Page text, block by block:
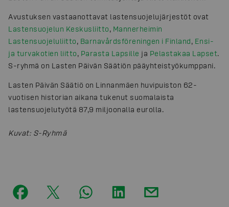
Avustuksen vastaanottavat lastensuojelujärjestöt ovat
Lastensuojelun Keskusliitto, Mannerheimin
Lastensuojeluliitto, Barnavårdsföreningen i Finland, Ensi-
ja turvakotien liitto, Parasta Lapsille ja Pelastakaa Lapset.
S-ryhmä on Lasten Päivän Säätiön pääyhteistyökumppani.
Lasten Päivän Säätiö on Linnanmäen huvipuiston 62-
vuotisen historian aikana tukenut suomalaista
lastensuojelutyötä 87,9 miljoonalla eurolla.
Kuvat: S-Ryhmä